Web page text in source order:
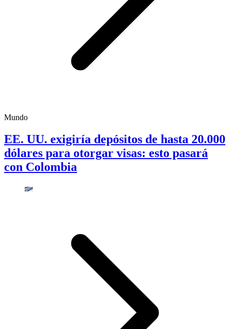
Mundo
EE. UU. exigiría depósitos de hasta 20.000
dólares para otorgar visas: esto pasará
con Colombia